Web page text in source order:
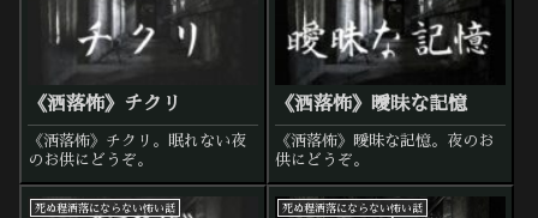
《洒落怖》チクリ
《洒落怖》チクリ。眠れない夜
のお供にどうぞ。
《洒落怖》曖昧な記憶
《洒落怖》曖昧な記憶。夜のお
供にどうぞ。
死ぬ程洒落にならない怖い話 死ぬ程洒落にならない怖い話